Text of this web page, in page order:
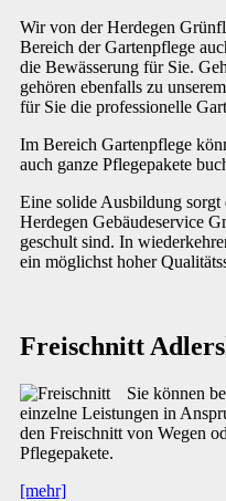
Wir von der Herdegen
Bereich der Gartenpflege
die Bewässerung für Sie.
gehören ebenfalls zu
für Sie die professionelle
Im Bereich Gartenpflege
auch ganze Pflegepakete
Eine solide Ausbildung sorgt
Herdegen Gebäudeservice
geschult sind. In
ein möglichst hoher
Freischnitt
Sie können
einzelne Leistungen in
den Freischnitt von Wegen
Pflegepakete.
[mehr]